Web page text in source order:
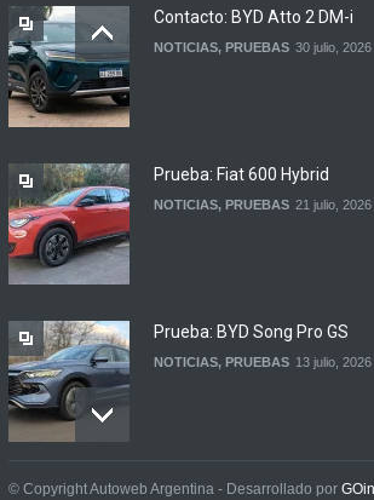
NOTICIAS 4 agosto, 2026
Contacto: BYD Atto 2 DM-i
NOTICIAS, PRUEBAS 30 julio, 2026
Prueba: Fiat 600 Hybrid
NOTICIAS, PRUEBAS 21 julio, 2026
Prueba: BYD Song Pro GS
NOTICIAS, PRUEBAS 13 julio, 2026
Contacto: Jeep Wrangler
© Copyright Autoweb Argentina - Desarrollado por